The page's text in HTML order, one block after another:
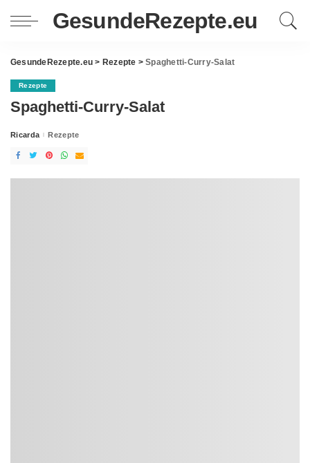
GesundeRezepte.eu
GesundeRezepte.eu > Rezepte >Spaghetti-Curry-Salat
Rezepte
Spaghetti-Curry-Salat
Posted
Ricarda Rezepte